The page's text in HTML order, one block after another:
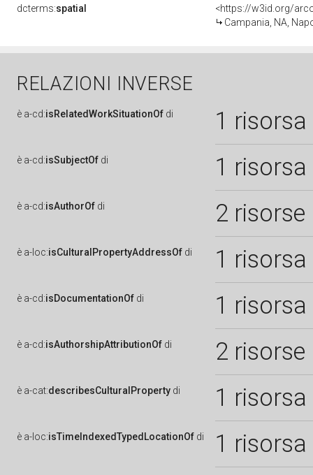
dcterms:spatial
<https://w3id.org/
Campania, NA,
RELAZIONI INVERSE
è a-cd:isRelatedWorkSituationOf di 1 risorsa
è a-cd:isSubjectOf di 1 risorsa
è a-cd:isAuthorOf di 2 risorse
è a-loc:isCulturalPropertyAddressOf di 1 risorsa
è a-cd:isDocumentationOf di 1 risorsa
è a-cd:isAuthorshipAttributionOf di 2 risorse
è a-cat:describesCulturalProperty di 1 risorsa
è a-loc:isTimeIndexedTypedLocationOf di 1 risorsa